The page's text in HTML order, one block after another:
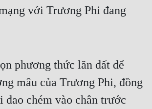
với Trương Phi đang
phương thức lăn đất để
mâu của Trương Phi, đồng
đao chém vào chân trước